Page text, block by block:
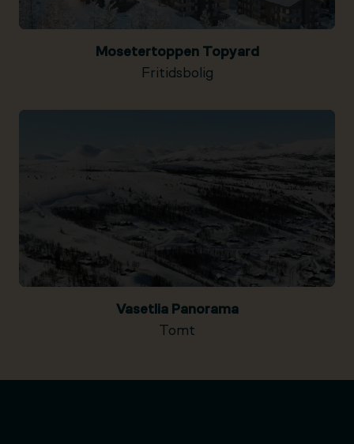
Mosetertoppen Topyard
Fritidsbolig
Vasetlia Panorama
Tomt